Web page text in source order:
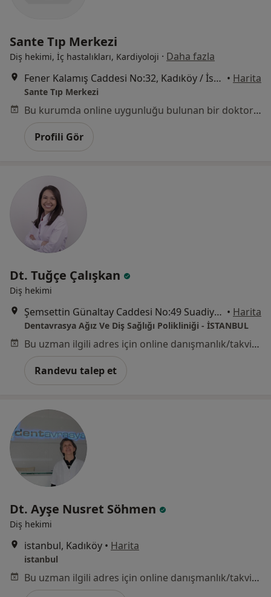
Sante Tıp Merkezi
Diş hekimi, İç hastalıkları, Kardiyoloji · Daha fazla
Fener Kalamış Caddesi No:32, Kadıköy / İstanbul, Kadıköy • Harita
Sante Tıp Merkezi
Bu kurumda online uygunluğu bulunan bir doktor veya uzman bulunamadı
Profili Gör
Dt. Tuğçe Çalışkan
Diş hekimi
Şemsettin Günaltay Caddesi No:49 Suadiye, Kadıköy • Harita
Dentavrasya Ağız Ve Diş Sağlığı Polikliniği - İSTANBUL
Bu uzman ilgili adres için online danışmanlık/takvim sunmuyor.
Randevu talep et
Dt. Ayşe Nusret Söhmen
Diş hekimi
istanbul, Kadıköy • Harita
istanbul
Bu uzman ilgili adres için online danışmanlık/takvim sunmuyor.